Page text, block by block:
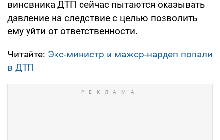
виновника ДТП сейчас пытаются оказывать
давление на следствие с целью позволить
ему уйти от ответственности.
Читайте: Экс-министр и мажор-нардеп попали
в ДТП